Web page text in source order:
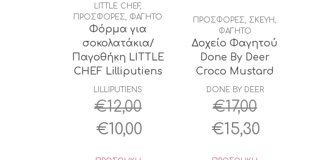
LITTLE CHEF,
ΠΡΟΣΦΟΡΕΣ
ΦΑΓΗΤΟ
Φόρμα για
σοκολατάκια/
Παγοθήκη LITTLE
CHEF Lilliputiens
LILLIPUTIENS
€12,00
Original
€10,00Η
ΠΡΟΣΦΟΡΕΣ ΣΚΕΥΗ
ΦΑΓΗΤΟ
Δοχείο Φαγητού
Done By Deer
Croco Mustard
DONE BY DEER
€17,00
Original
€15,30